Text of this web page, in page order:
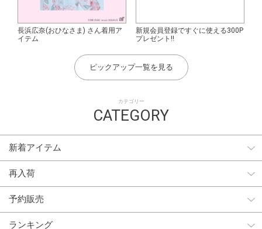
カテゴリー
CATEGORY
新着アイテム
再入荷
予約販売
ランキング
長浜広奈(おひなさま) さん着用ア
イテム
新規会員登録ですぐに使える300P
プレゼント!!
ピックアップ一覧を見る